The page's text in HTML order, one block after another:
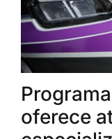
oferece